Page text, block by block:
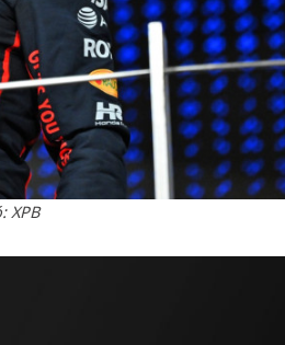
XPB